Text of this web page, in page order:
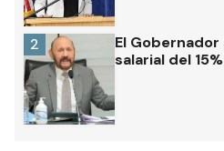
El
salarial del
2